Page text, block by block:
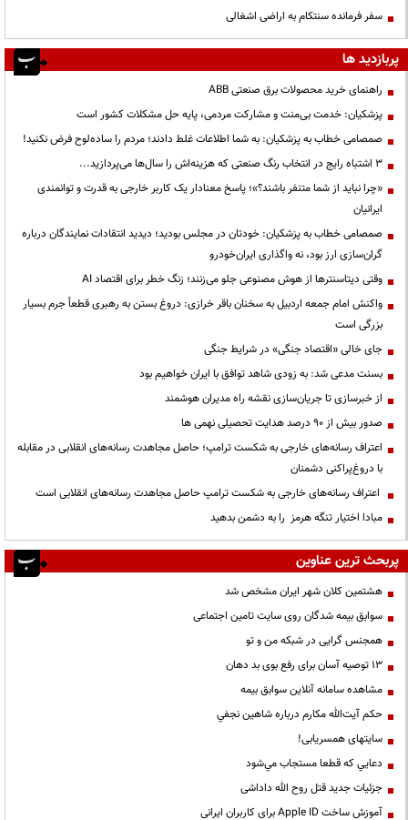
سفر فرمانده سنتکام به اراضی اشغالی
پربازدید ها
راهنمای خرید محصولات برق صنعتی ABB
پزشکیان: خدمت بی‌منت و مشارکت مردمی، پایه حل مشکلات کشور است
صمصامی خطاب به پزشکیان: به شما اطلاعات غلط دادند؛ مردم را ساده‌لوح فرض نکنید!
3 اشتباه رایج در انتخاب رنگ صنعتی که هزینه‌اش را سال‌ها می‌پردازید...
«چرا نباید از شما متنفر باشند؟»؛ پاسخ معنادار یک کاربر خارجی به قدرت و توانمندی
ایرانیان
صمصامی خطاب به پزشکیان: خودتان در مجلس بودید؛ دیدید انتقادات نمایندگان درباره
گران‌سازی ارز بود، نه واگذاری ایران‌خودرو
وقتی دیتاسنترها از هوش مصنوعی جلو می‌زنند؛ زنگ خطر برای اقتصاد AI
واکنش امام جمعه اردبیل به سخنان باقر خرازی: دروغ بستن به رهبری قطعاً جرم بسیار
بزرگی است
جای خالی «اقتصاد جنگی» در شرایط جنگی
بسنت مدعی شد: به زودی شاهد توافق با ایران خواهیم بود
از خبرسازی تا جریان‌سازی نقشه راه مدیران هوشمند
صدور بیش از ۹۰ درصد هدایت تحصیلی نهمی ها
اعتراف رسانه‌های خارجی به شکست ترامپ؛ حاصل مجاهدت رسانه‌های انقلابی در مقابله
با دروغ‌پراکنی دشمنان
اعتراف رسانه‌های خارجی به شکست ترامپ حاصل مجاهدت رسانه‌های انقلابی است
مبادا اختیار تنگه هرمز را به دشمن بدهید
پربحث ترین عناوین
هشتمین کلان شهر ایران مشخص شد
سوابق بیمه شدگان روی سایت تامین اجتماعی
همجنس گرایی در شبکه من و تو
13 توصیه آسان برای رفع بوی بد دهان
مشاهده سامانه آنلاين سوابق بیمه
حكم آيت‌الله مكارم درباره شاهين نجفي
سایتهای همسریابی!
دعايي كه قطعا مستجاب مي‌شود
جزئیات جدید قتل روح الله داداشی
آموزش ساخت Apple ID برای کاربران ایرانی